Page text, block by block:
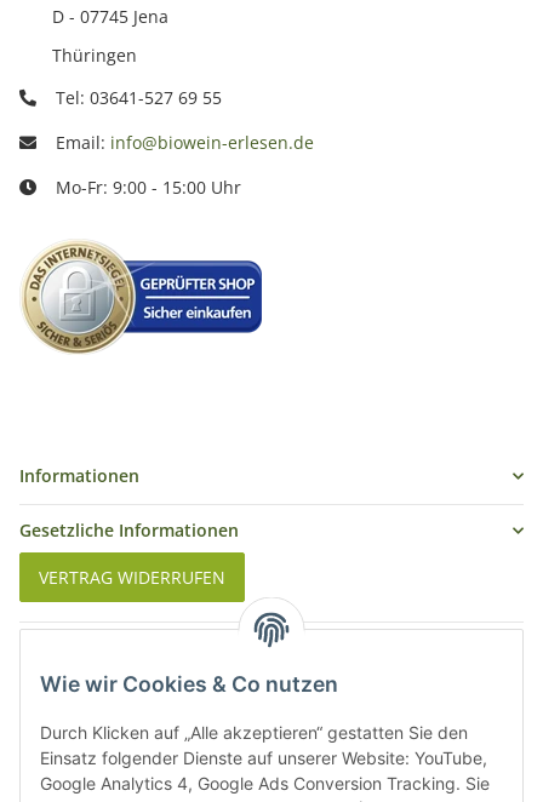
Wie wir Cookies & Co nutzen
Durch Klicken auf „Alle akzeptieren“ gestatten Sie den
Einsatz folgender Dienste auf unserer Website: YouTube,
Google Analytics 4, Google Ads Conversion Tracking. Sie
D - 07745 Jena
Thüringen
Tel: 03641-527 69 55
Email: info@biowein-erlesen.de
Mo-Fr: 9:00 - 15:00 Uhr
Informationen
Gesetzliche Informationen
VERTRAG WIDERRUFEN
Weinbauregionen und Weinbaugebiete in Österreich